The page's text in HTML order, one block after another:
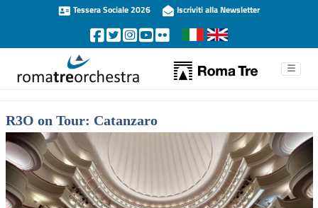
Tessera Sociale 2026 Iscriviti alla Newsletter
R3O on Tour: Catanzaro